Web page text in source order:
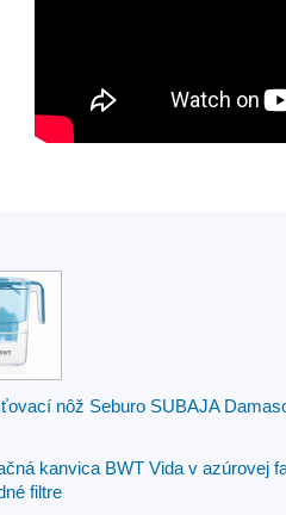
nôž Seburo SUBAJA
kanvica BWT Vida v azúrovej
filtre